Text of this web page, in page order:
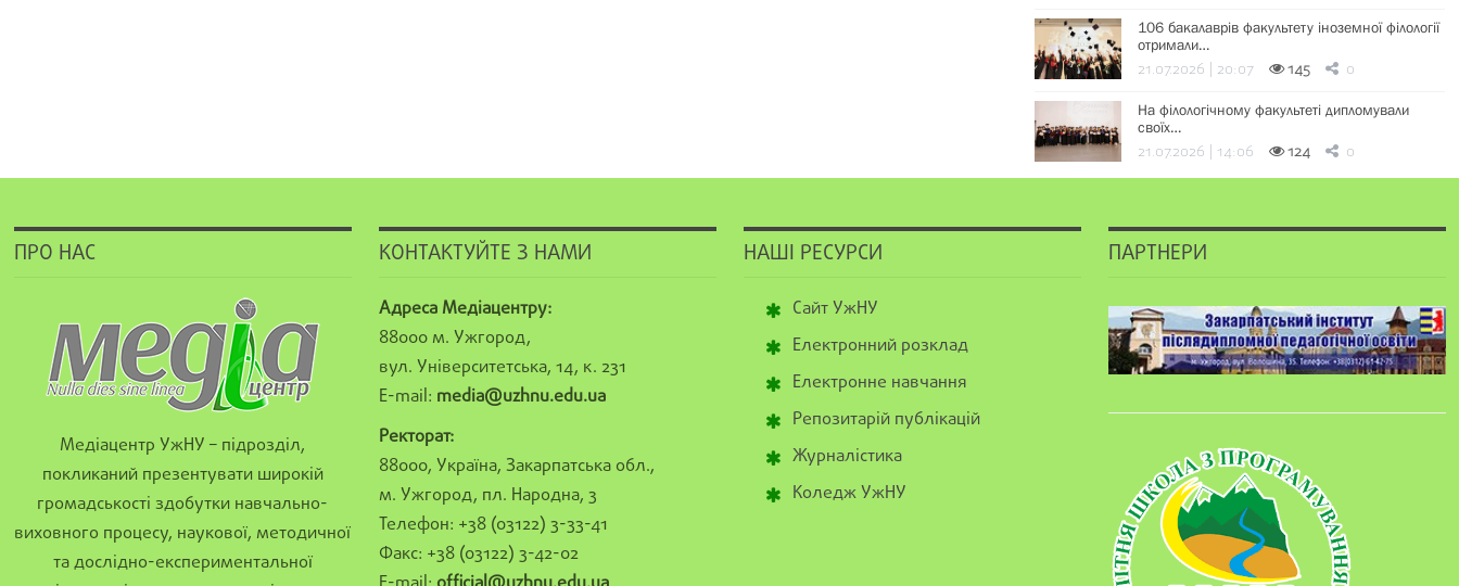
106 бакалаврів факультету іноземної філології
отримали…
21.07.2026 | 20:07 145 0
На філологічному факультеті дипломували
своїх…
21.07.2026 | 14:06 124 0
ПРО НАС
Медіацентр УжНУ – підрозділ,
покликаний презентувати широкій
громадськості здобутки навчально-
виховного процесу, наукової, методичної
та дослідно-експериментальної
КОНТАКТУЙТЕ З НАМИ
Адреса Медіацентру:
88000 м. Ужгород,
вул. Університетська, 14, к. 231
E-mail: media@uzhnu.edu.ua
Ректорат:
88000, Україна, Закарпатська обл.,
м. Ужгород, пл. Народна, 3
Телефон: +38 (03122) 3-33-41
Факс: +38 (03122) 3-42-02
НАШІ РЕСУРСИ
Сайт УжНУ
Електронний розклад
Електронне навчання
Репозитарій публікацій
Журналістика
Коледж УжНУ
ПАРТНЕРИ